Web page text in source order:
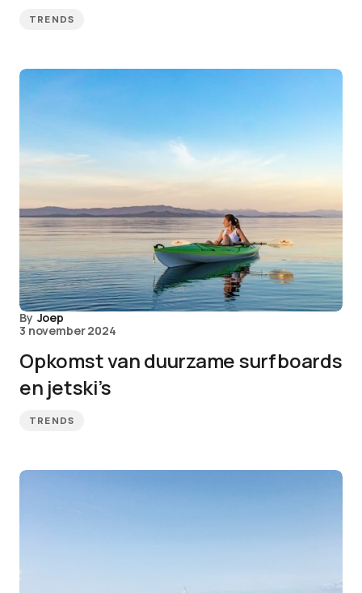
TRENDS
By Joep
3 november 2024
Opkomst van duurzame surfboards
en jetski’s
TRENDS